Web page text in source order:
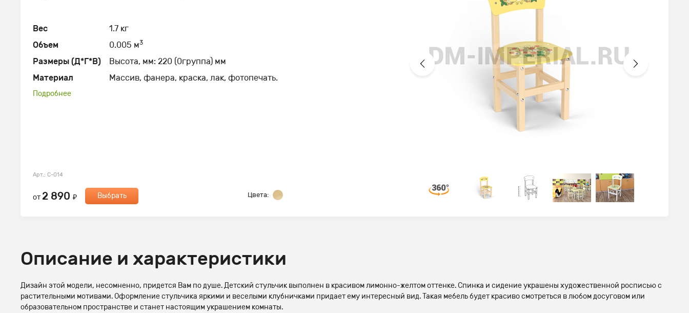
Вес
1.7 кг
Объем
0.005 м3
Размеры (Д*Г*В)
Высота, мм: 220 (0группа) мм
Материал
Массив, фанера, краска, лак, фотопечать.
Подробнее
Цвета:
Арт.: С-014
от 2 890 ₽ Выбрать
Описание и характеристики
Дизайн этой модели, несомненно, придется Вам по душе. Детский стульчик выполнен в красивом лимонно-желтом оттенке. Спинка и сидение украшены художественной росписью с
растительными мотивами. Оформление стульчика яркими и веселыми клубничками придает ему интересный вид. Такая мебель будет красиво смотреться в любом досуговом или
образовательном пространстве и станет настоящим украшением комнаты.